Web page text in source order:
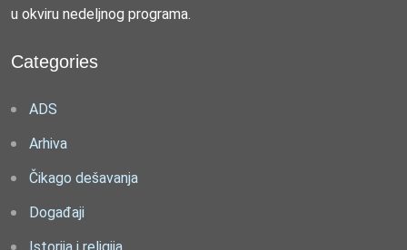
u okviru nedeljnog programa.
Categories
ADS
Arhiva
Čikago dešavanja
Događaji